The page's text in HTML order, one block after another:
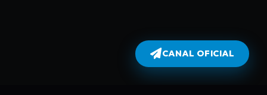
CANAL OFICIAL